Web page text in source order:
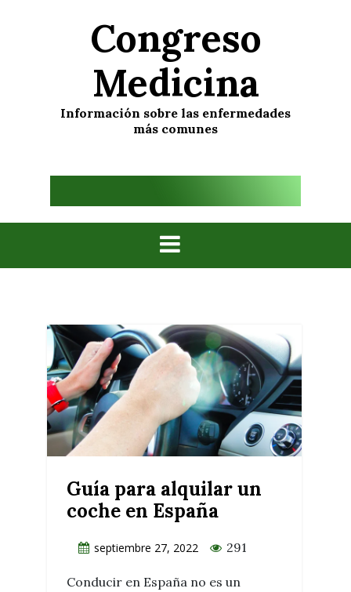
Congreso
Medicina
Información sobre las enfermedades
más comunes
Guía para alquilar un
coche en España
septiembre 27, 2022 291
Conducir en España no es un